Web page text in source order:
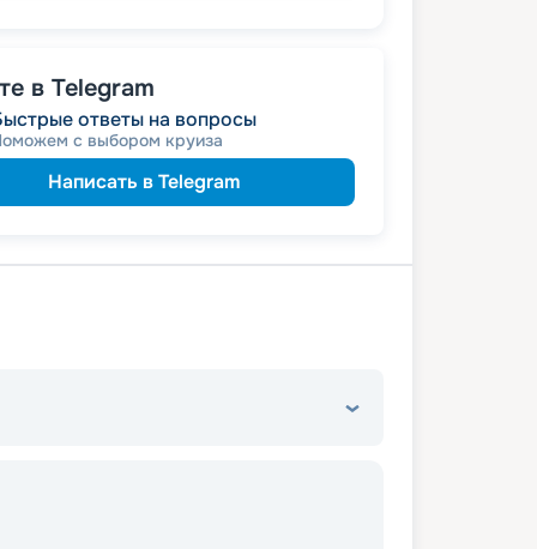
в Telegram
ответы на вопросы
с выбором круиза
Написать в Telegram